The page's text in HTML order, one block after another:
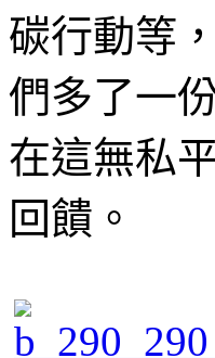
碳行動等
們多了一
在這無私
回饋。